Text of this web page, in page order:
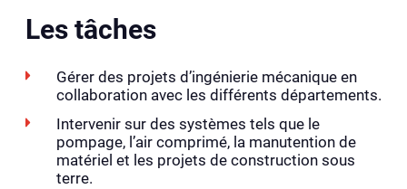
Les tâches
Gérer des projets d’ingénierie mécanique en
collaboration avec les différents départements.
Intervenir sur des systèmes tels que le
pompage, l’air comprimé, la manutention de
matériel et les projets de construction sous
terre.